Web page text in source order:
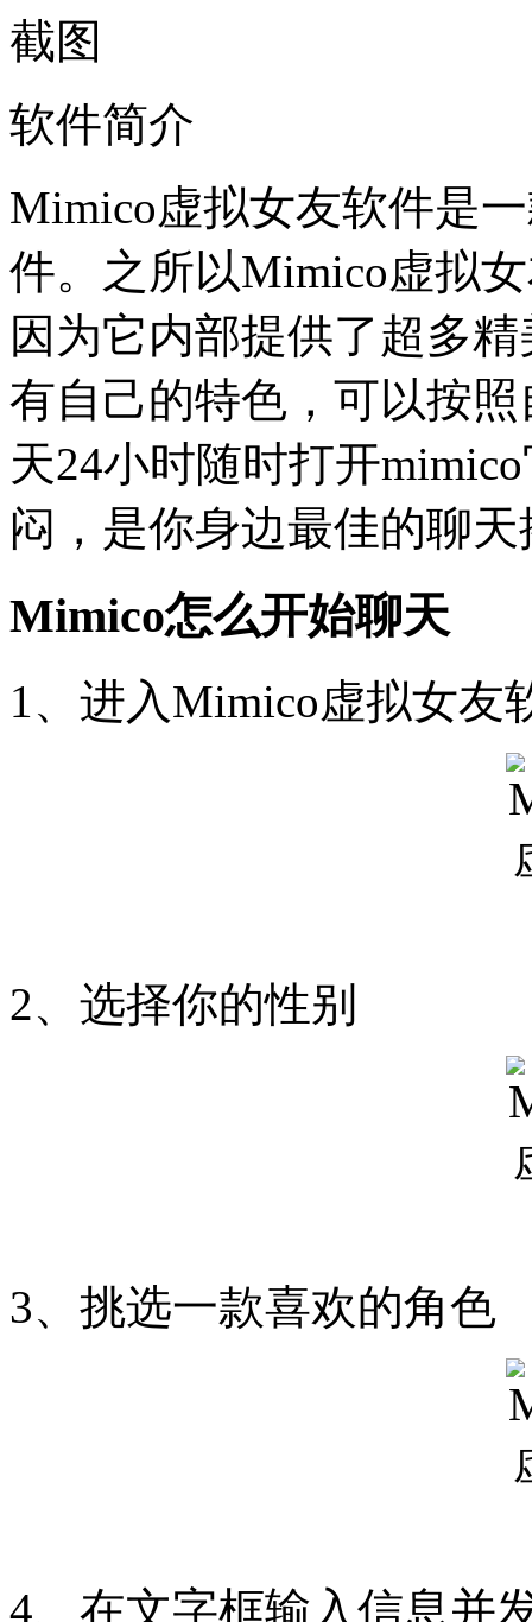
软件简介
Mimico虚拟女友软件是
件。之所以Mimico虚拟
因为它内部提供了超多
有自己的特色，可以按
天24小时随时打开
闷，是你身边最佳的聊
Mimico怎么开始聊天
1、进入Mimico虚拟女友
2、选择你的性别
3、挑选一款喜欢的角色
4、在文字框输入信息并